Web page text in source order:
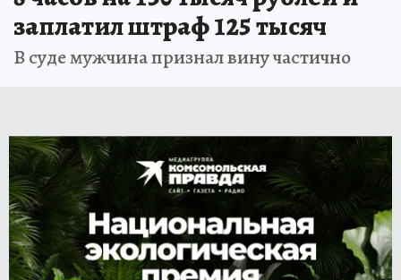
заплатил штраф 125 тысяч
В суде мужчина признал вину частично